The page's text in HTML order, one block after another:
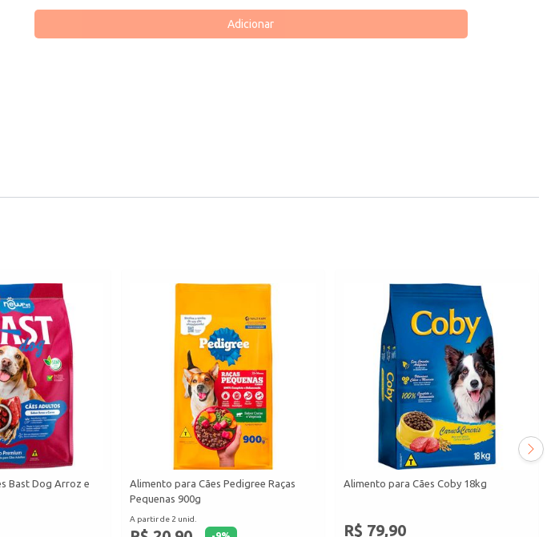
Adicionar
Bast Dog Arroz e
Alimento para Cães Pedigree Raças
Pequenas 900g
A partir de 2 unid.
Alimento para Cães Coby 18kg
R$ 79,90